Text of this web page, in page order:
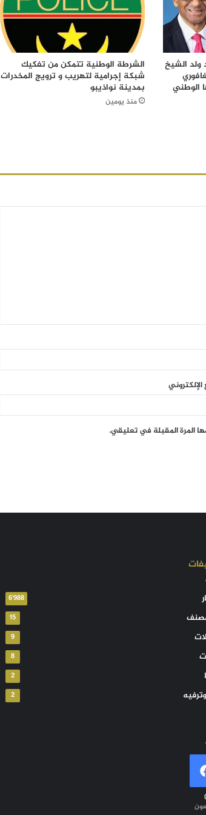
ولد الشيخ
الوطني
الشرطة الوطنية تتمكن من تفكيك
شبكة إجرامية لتهريب و ترويج المخدرات
بمدينة نواذيبو
منذ يومين
المرة المقبلة في تعليقي.
6٬988
15
9
8
2
2